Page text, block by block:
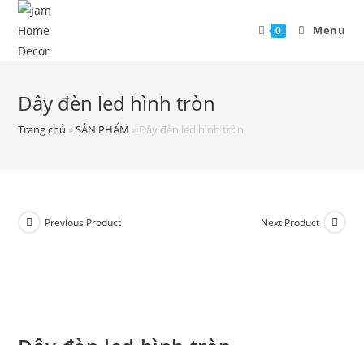
0 Menu
Dây đèn led hình tròn
Trang chủ »SẢN PHẨM » Dây đèn led hình tròn
Previous Product Next Product